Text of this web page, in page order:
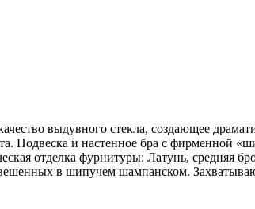
выдувного стекла, создающее
Подвеска и настенное бра с фирменной
отделка фурнитуры: Латунь, средняя
в шипучем шампанском.